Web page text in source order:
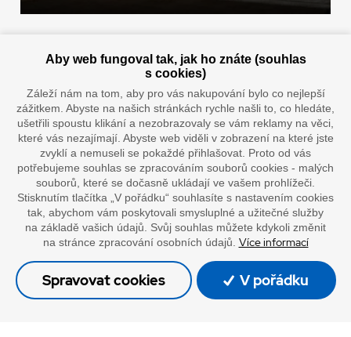
Doprava vaším oblíbeným dopravcem
”Lepíme s jistotou”
© Oficiální stránky společnosti Europack
Aby web fungoval tak, jak ho znáte (souhlas
s cookies)
Záleží nám na tom, aby pro vás nakupování bylo co nejlepší
zážitkem. Abyste na našich stránkách rychle našli to, co hledáte,
ušetřili spoustu klikání a nezobrazovaly se vám reklamy na věci,
které vás nezajímají. Abyste web viděli v zobrazení na které jste
zvyklí a nemuseli se pokaždé přihlašovat. Proto od vás
potřebujeme souhlas se zpracováním souborů cookies - malých
souborů, které se dočasně ukládají ve vašem prohlížeči.
Stisknutím tlačítka „V pořádku“ souhlasíte s nastavením cookies
tak, abychom vám poskytovali smysluplné a užitečné služby
na základě vašich údajů. Svůj souhlas můžete kdykoli změnit
na stránce zpracování osobních údajů. Více informací
Spravovat cookies V pořádku